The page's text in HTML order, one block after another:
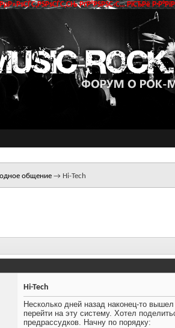
РґР°РЅРЅС‹С… РїСЂРё
общение → Hi-Tech
Hi-Tech
Несколько дней назад наконец-то
перейти на эту систему. Хотел
предрассудков. Начну по порядку: